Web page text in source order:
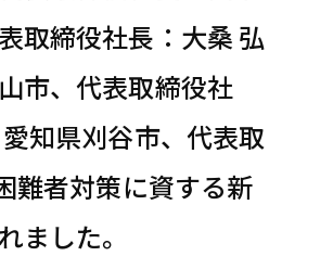
取締役社長：大桑 弘
市、代表取締役社
知県刈谷市、代表取
難者対策に資する新
ました。